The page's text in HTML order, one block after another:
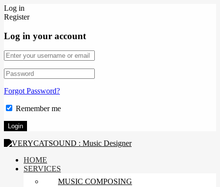
Log in
Register
Log in your account
Forgot Password?
Remember me
HOME
SERVICES
MUSIC COMPOSING